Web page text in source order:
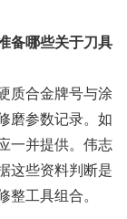
备哪些关于刀具
质合金牌号与涂
磨参数记录。如
一并提供。伟志
这些资料判断是
整工具组合。